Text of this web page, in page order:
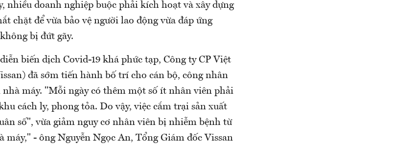
nhiều doanh nghiệp buộc phải kích hoạt và xây dựng
chặt để vừa bảo vệ người lao động vừa đáp ứng
bị đứt gãy.
biến dịch Covid-19 khá phức tạp, Công ty CP Việt
đã sớm tiến hành bố trí cho cán bộ, công nhân
máy. "Mỗi ngày có thêm một số ít nhân viên phải
cách ly, phong tỏa. Do vậy, việc cắm trại sản xuất
số", vừa giảm nguy cơ nhân viên bị nhiễm bệnh từ
máy," - ông Nguyễn Ngọc An, Tổng Giám đốc Vissan